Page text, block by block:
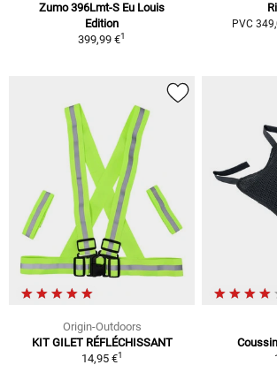
Zumo 396Lmt-S Eu Louis
Edition
399,99 €1
PVC
Origin-Outdoors
KIT GILET RÉFLÉCHISSANT
14,95 €1